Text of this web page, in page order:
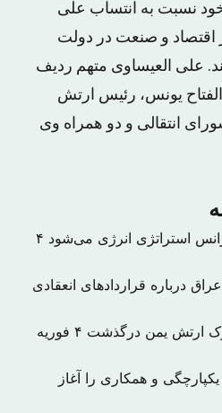
نسبت به انتساب علی
اقتصاد و صنعت در دولت
علی العیساوی متهم ردیف
یونس، رئیس ارتش
انتقالی و دو همراه وی
استراتژی انرژی می‌شود ۴
درباره قراردادهای انعقادی
ارتش یمن درگذشت
۴ فوریه
و همکاری را آغاز